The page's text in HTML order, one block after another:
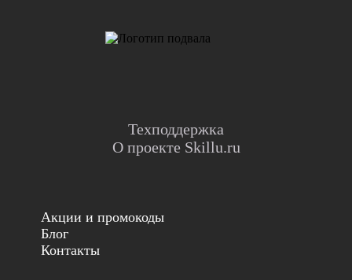
Техподдержка
О проекте Skillu.ru
Акции и промокоды
Блог
Контакты